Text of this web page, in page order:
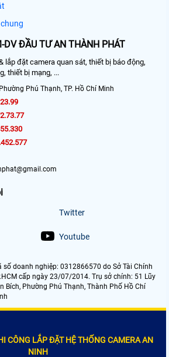
DV ĐẦU TƯ AN THÀNH PHÁT
lắp đặt camera quan sát, thiết bị báo động,
thiết bị mạng, ...
Phú Thạnh, TP. Hồ Chí Minh
Twitter
Youtube
số doanh nghiệp: 0312866570 do Sở Tài Chính
cấp ngày 23/07/2014. Trụ sở chính: 51 Lũy
Bích, Phường Phú Thạnh, Thành Phố Hồ Chí
CÔNG LẮP ĐẶT HỆ THỐNG CAMERA AN
NINH